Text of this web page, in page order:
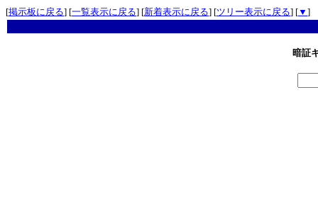
[掲示板に戻る] [一覧表示に戻る] [新着表示に戻る] [ツリー表示に戻る] [▼ ]
暗証